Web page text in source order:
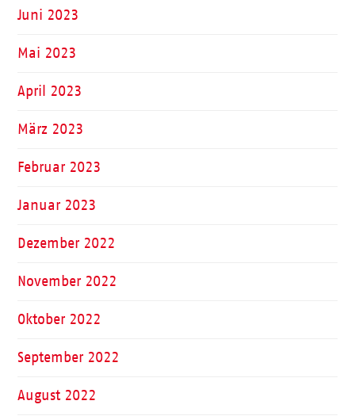
Juni 2023
Mai 2023
April 2023
März 2023
Februar 2023
Januar 2023
Dezember 2022
November 2022
Oktober 2022
September 2022
August 2022